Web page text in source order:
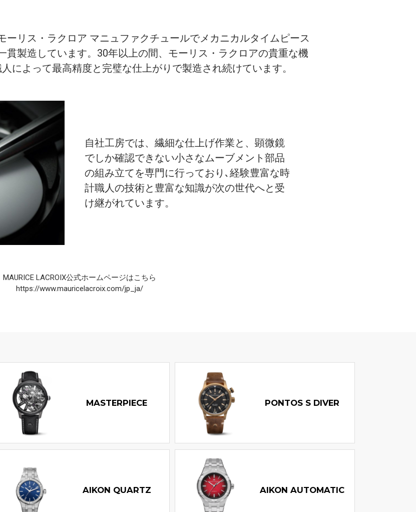
ーリス・ラクロア マニュファクチュールでメカニカルタイムピース
貫製造しています。30年以上の間、モーリス・ラクロアの貴重な機
によって最高精度と完璧な仕上がりで製造され続けています。
自社工房では、繊細な仕上げ作業と、顕微鏡
でしか確認できない小さなムーブメント部品
の組み立てを専門に行っており､経験豊富な時
計職人の技術と豊富な知識が次の世代へと受
け継がれています。
MAURICE LACROIX公式ホームページはこちら
https://www.mauricelacroix.com/jp_ja/
MASTERPIECE PONTOS S DIVER
AIKON QUARTZ AIKON AUTOMATIC